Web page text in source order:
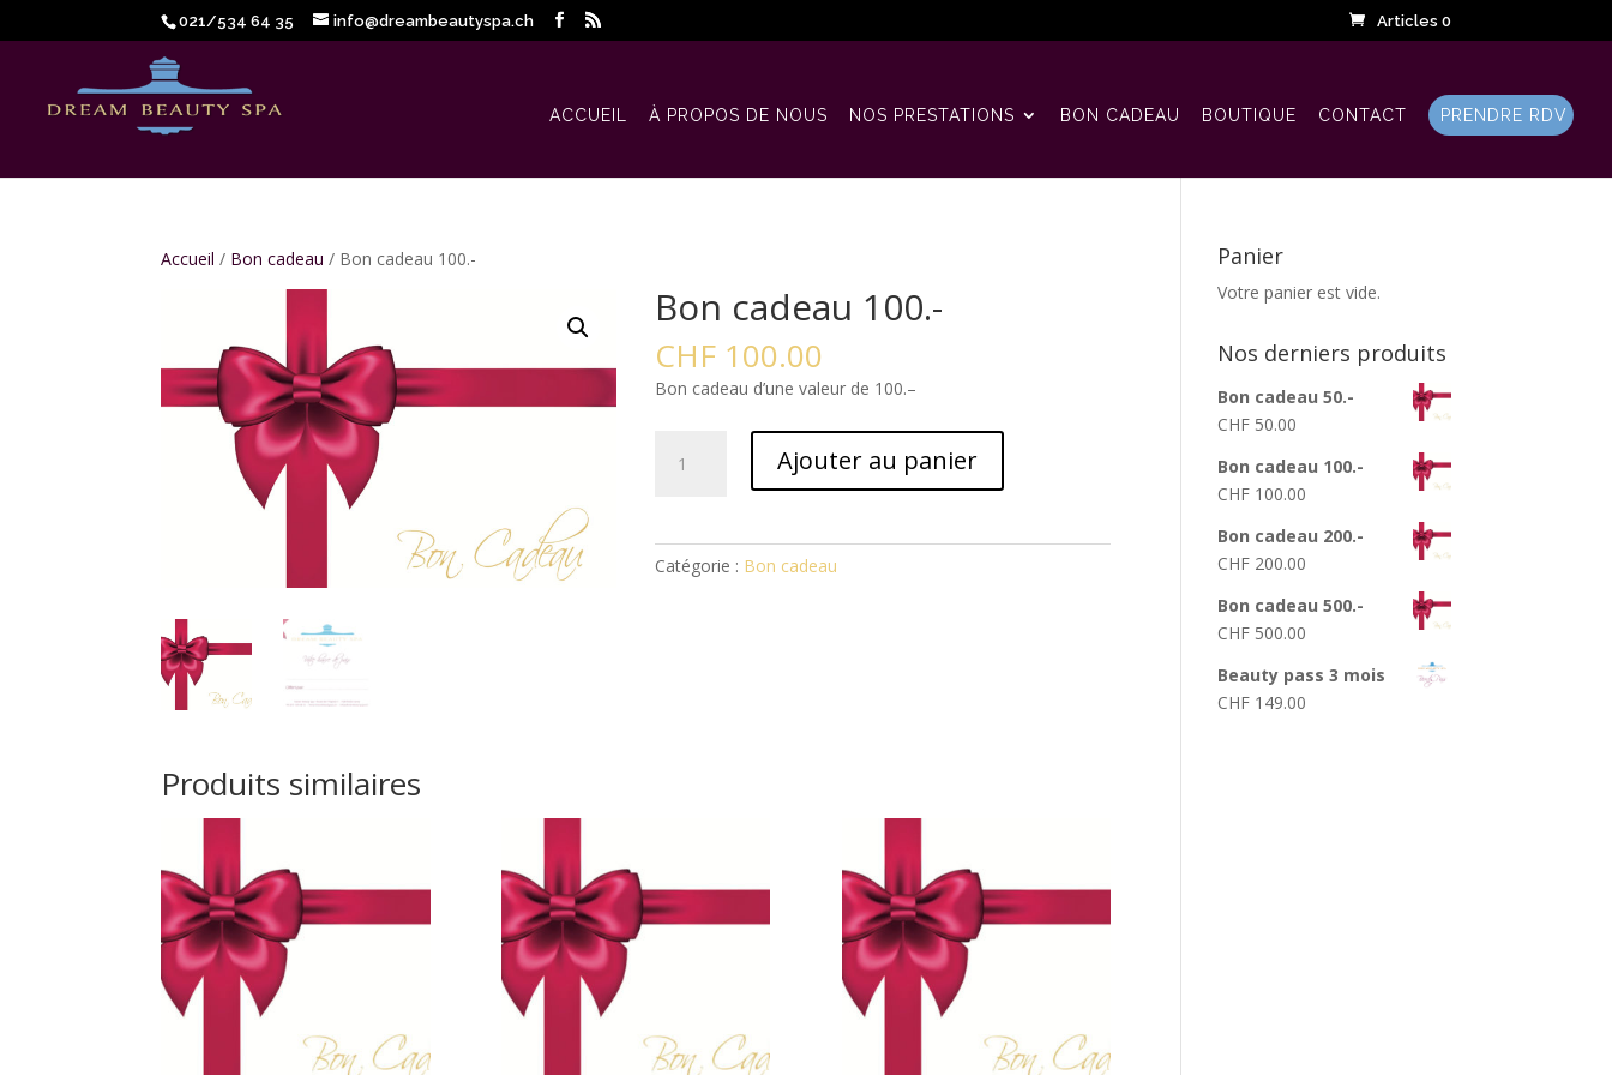
021/534 64 35 info@dreambeautyspa.ch Articles 0
ACCUEIL À PROPOS DE NOUS NOS PRESTATIONS BON CADEAU BOUTIQUE CONTACT PRENDRE RDV
Accueil / Bon cadeau / Bon cadeau 100.-
Bon cadeau 100.-
CHF 100.00
Bon cadeau d’une valeur de 100.–
100.-
Ajouter au panier
Catégorie : Bon cadeau
Produits similaires
Panier
Votre panier est vide.
Nos derniers produits
Bon cadeau 50.-
CHF 50.00
Bon cadeau 100.-
CHF 100.00
Bon cadeau 200.-
CHF 200.00
Bon cadeau 500.-
CHF 500.00
Beauty pass 3 mois
CHF 149.00